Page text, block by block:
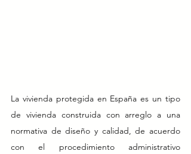
La vivienda protegida en España es un tipo
de vivienda construida con arreglo a una
normativa de diseño y calidad, de acuerdo
con el procedimiento administrativo